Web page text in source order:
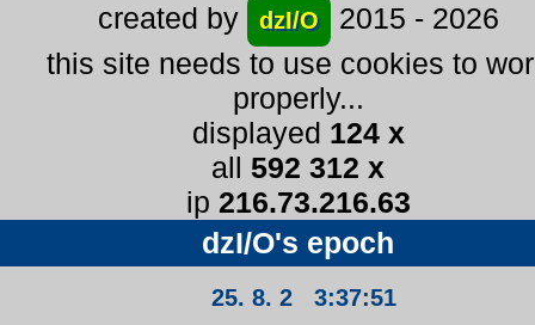
created by
dzI/O
2015 - 2026
this site needs to use cookies to
properly...
displayed 124 x
all 592 312 x
ip 216.73.216.63
dzI/O's epoch
25. 8. 2 3:37:51